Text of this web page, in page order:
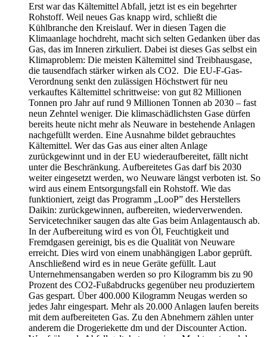
Erst war das Kältemittel Abfall, jetzt ist es ein begehrter
Rohstoff. Weil neues Gas knapp wird, schließt die
Kühlbranche den Kreislauf. Wer in diesen Tagen die
Klimaanlage hochdreht, macht sich selten Gedanken über das
Gas, das im Inneren zirkuliert. Dabei ist dieses Gas selbst ein
Klimaproblem: Die meisten Kältemittel sind Treibhausgase,
die tausendfach stärker wirken als CO2. Die EU-F-Gas-
Verordnung senkt den zulässigen Höchstwert für neu
verkauftes Kältemittel schrittweise: von gut 82 Millionen
Tonnen pro Jahr auf rund 9 Millionen Tonnen ab 2030 – fast
neun Zehntel weniger. Die klimaschädlichsten Gase dürfen
bereits heute nicht mehr als Neuware in bestehende Anlagen
nachgefüllt werden. Eine Ausnahme bildet gebrauchtes
Kältemittel. Wer das Gas aus einer alten Anlage
zurückgewinnt und in der EU wiederaufbereitet, fällt nicht
unter die Beschränkung. Aufbereitetes Gas darf bis 2030
weiter eingesetzt werden, wo Neuware längst verboten ist. So
wird aus einem Entsorgungsfall ein Rohstoff. Wie das
funktioniert, zeigt das Programm „LooP” des Herstellers
Daikin: zurückgewinnen, aufbereiten, wiederverwenden.
Servicetechniker saugen das alte Gas beim Anlagentausch ab.
In der Aufbereitung wird es von Öl, Feuchtigkeit und
Fremdgasen gereinigt, bis es die Qualität von Neuware
erreicht. Dies wird von einem unabhängigen Labor geprüft.
Anschließend wird es in neue Geräte gefüllt. Laut
Unternehmensangaben werden so pro Kilogramm bis zu 90
Prozent des CO2-Fußabdrucks gegenüber neu produziertem
Gas gespart. Über 400.000 Kilogramm Neugas werden so
jedes Jahr eingespart. Mehr als 20.000 Anlagen laufen bereits
mit dem aufbereiteten Gas. Zu den Abnehmern zählen unter
anderem die Drogeriekette dm und der Discounter Action.